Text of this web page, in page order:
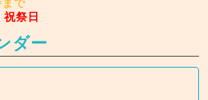
で
祭日
ダー